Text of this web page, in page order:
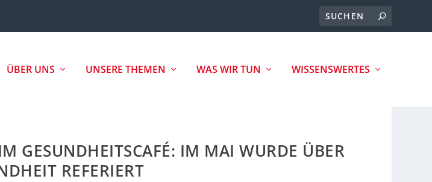
ÜBER UNS UNSERE THEMEN WAS WIR TUN WISSENSWERTES
GESUNDHEITSCAFÉ: IM MAI WURDE ÜBER
REFERIERT